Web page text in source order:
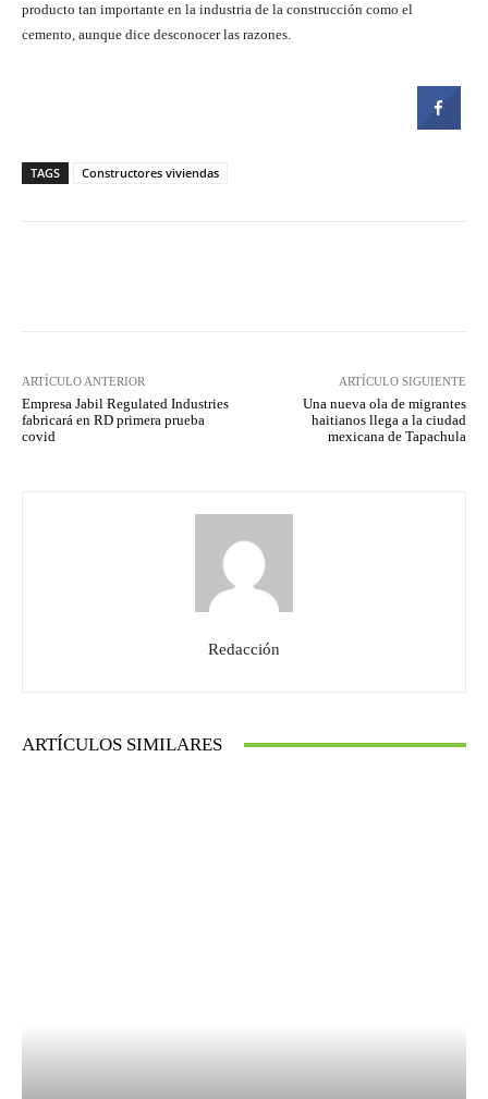
producto tan importante en la industria de la construcción como el
cemento, aunque dice desconocer las razones.
TAGS Constructores viviendas
ARTÍCULO ANTERIOR
Empresa Jabil Regulated Industries
fabricará en RD primera prueba
covid
ARTÍCULO SIGUIENTE
Una nueva ola de migrantes
haitianos llega a la ciudad
mexicana de Tapachula
Redacción
ARTÍCULOS SIMILARES